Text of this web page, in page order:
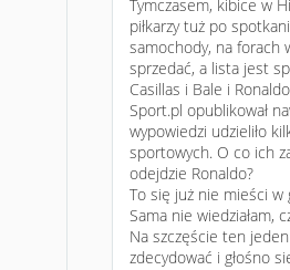
Tymczasem, kibice w
piłkarzy tuż po
samochody, na forach
sprzedać, a lista jest
Casillas i Bale i
Sport.pl opublikował
wypowiedzi udzieliło
sportowych. O co ich
odejdzie Ronaldo?
To się już nie mieści w
Sama nie wiedziałam,
Na szczęście ten
zdecydować i głośno